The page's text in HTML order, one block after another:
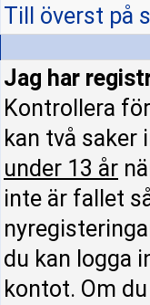
Till överst på
Jag har
Kontrollera
kan två saker
under 13 år
inte är fallet
du kan logga
kontot. Om